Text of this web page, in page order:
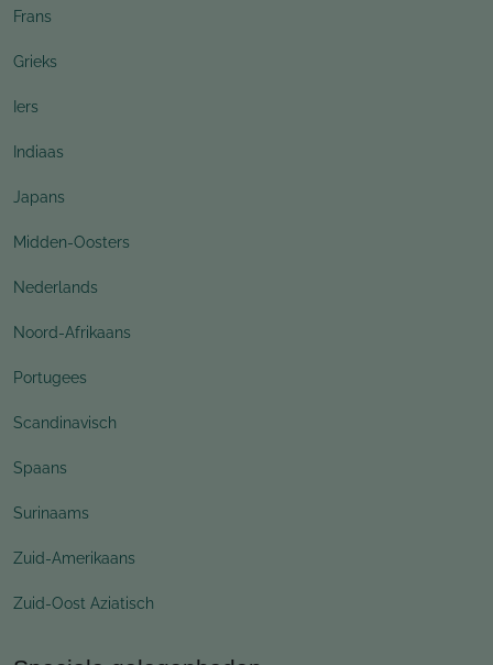
Frans
Grieks
Iers
Indiaas
Japans
Midden-Oosters
Nederlands
Noord-Afrikaans
Portugees
Scandinavisch
Spaans
Surinaams
Zuid-Amerikaans
Zuid-Oost Aziatisch